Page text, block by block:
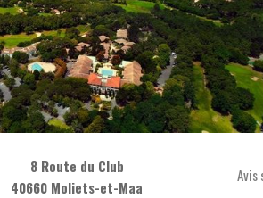
8 Route du Club
40660 Moliets-et-Maa
Avis